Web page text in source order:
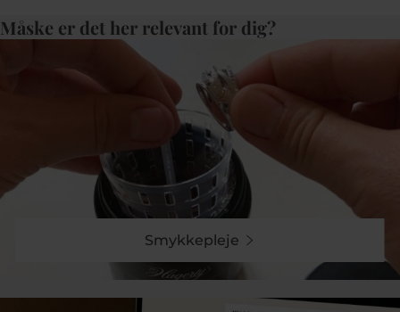
Måske er det her relevant for dig?
Smykkepleje